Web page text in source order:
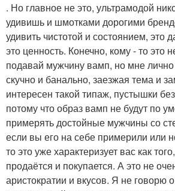
. Но главное не это, ультрамодой
удивишь и шмотками дорогими
удивить чистотой и состоянием, это
это ценность. Конечно, кому - то это
подавай мужчину вамп, но мне лично
скучно и банально, заезжая тема и
интересен такой типаж, пустышки
потому что образ вамп не будут по
примерять достойные мужчины со
если вы его на себе примерили или
то это уже характеризует вас как
продаётся и покупается. А это не
аристократии и вкусов. Я не говорю